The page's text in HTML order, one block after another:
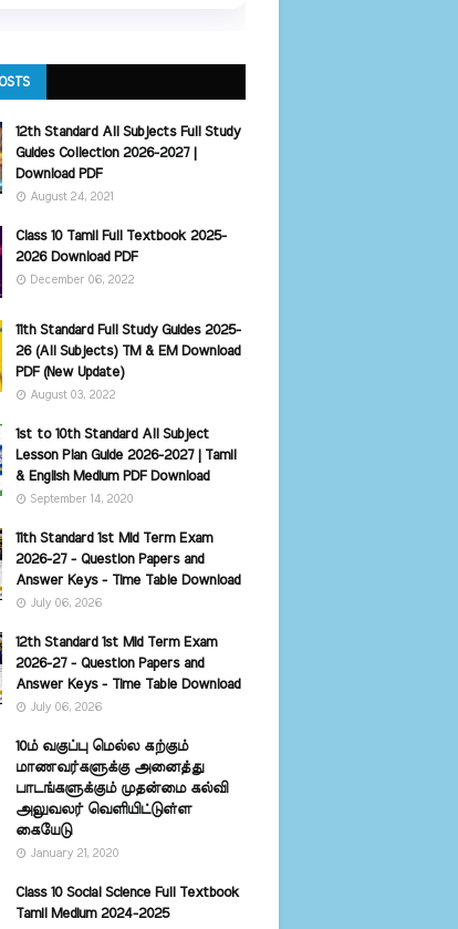
12th Standard All Subjects Full Study
Guides Collection 2026-2027 |
Download PDF
August 24, 2021
Class 10 Tamil Full Textbook 2025-
2026 Download PDF
December 06, 2022
11th Standard Full Study Guides 2025-
26 (All Subjects) TM & EM Download
PDF (New Update)
August 03, 2022
1st to 10th Standard All Subject
Lesson Plan Guide 2026-2027 | Tamil
& English Medium PDF Download
September 14, 2020
11th Standard 1st Mid Term Exam
2026-27 - Question Papers and
Answer Keys - Time Table Download
July 06, 2026
12th Standard 1st Mid Term Exam
2026-27 - Question Papers and
Answer Keys - Time Table Download
July 06, 2026
10ம் வகுப்பு மெல்ல கற்கும்
மாணவர்களுக்கு அனைத்து
பாடங்களுக்கும் முதன்மை கல்வி
அலுவலர் வெளியிட்டுள்ள
கையேடு
January 21, 2020
Class 10 Social Science Full Textbook
Tamil Medium 2024-2025